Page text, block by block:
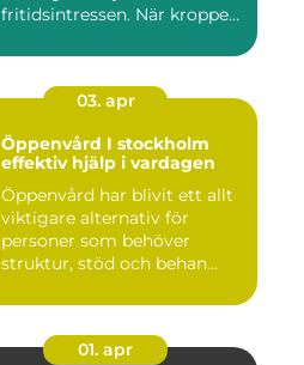
fritidsintressen. När kroppen
03. apr
Öppenvård I stockholm
effektiv hjälp i vardagen
Öppenvård har blivit ett allt
viktigare alternativ för
personer som behöver
struktur, stöd och behan...
01. apr